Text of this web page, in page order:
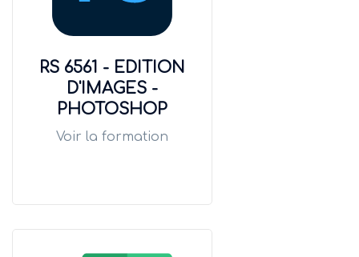
RS 6561 - EDITION
D'IMAGES -
PHOTOSHOP
Voir la formation